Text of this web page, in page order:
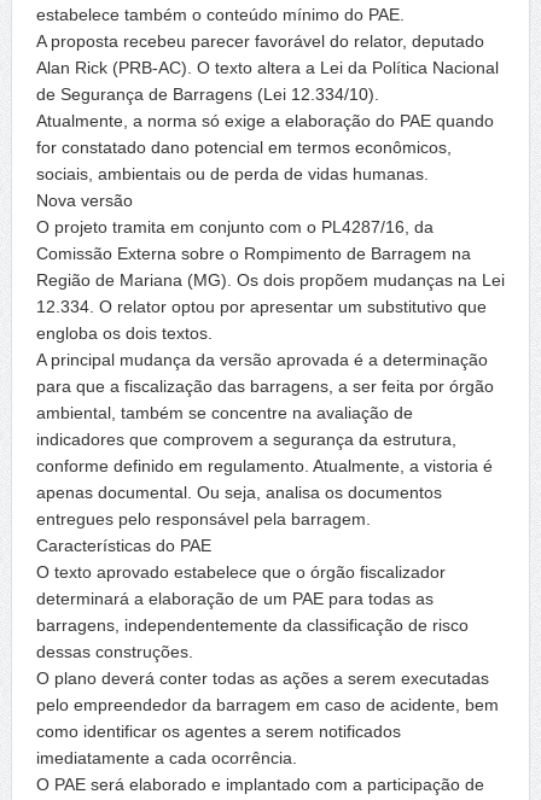
estabelece também o conteúdo mínimo do PAE.
A proposta recebeu parecer favorável do relator, deputado
Alan Rick (PRB-AC). O texto altera a Lei da Política Nacional
de Segurança de Barragens (Lei 12.334/10).
Atualmente, a norma só exige a elaboração do PAE quando
for constatado dano potencial em termos econômicos,
sociais, ambientais ou de perda de vidas humanas.
Nova versão
O projeto tramita em conjunto com o PL4287/16, da
Comissão Externa sobre o Rompimento de Barragem na
Região de Mariana (MG). Os dois propõem mudanças na Lei
12.334. O relator optou por apresentar um substitutivo que
engloba os dois textos.
A principal mudança da versão aprovada é a determinação
para que a fiscalização das barragens, a ser feita por órgão
ambiental, também se concentre na avaliação de
indicadores que comprovem a segurança da estrutura,
conforme definido em regulamento. Atualmente, a vistoria é
apenas documental. Ou seja, analisa os documentos
entregues pelo responsável pela barragem.
Características do PAE
O texto aprovado estabelece que o órgão fiscalizador
determinará a elaboração de um PAE para todas as
barragens, independentemente da classificação de risco
dessas construções.
O plano deverá conter todas as ações a serem executadas
pelo empreendedor da barragem em caso de acidente, bem
como identificar os agentes a serem notificados
imediatamente a cada ocorrência.
O PAE será elaborado e implantado com a participação de